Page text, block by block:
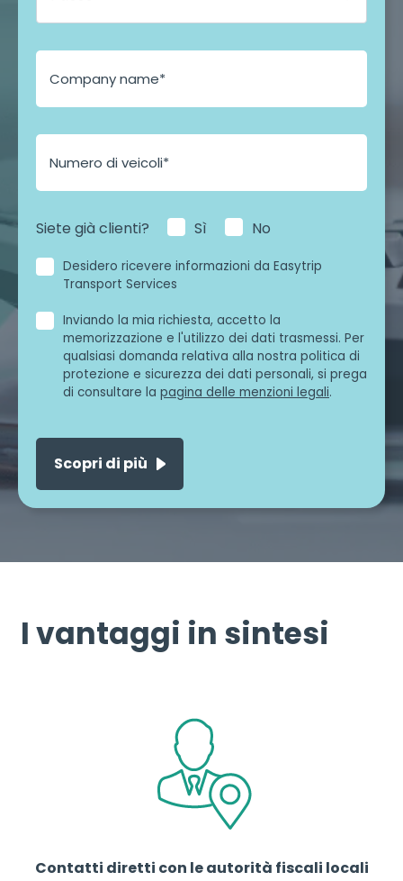
Siete già clienti? Sì No
Desidero ricevere informazioni da Easytrip
Transport Services
Inviando la mia richiesta, accetto la
memorizzazione e l'utilizzo dei dati trasmessi. Per
qualsiasi domanda relativa alla nostra politica di
protezione e sicurezza dei dati personali, si prega
di consultare la pagina delle menzioni legali.
I vantaggi in sintesi
Contatti diretti con le autorità fiscali locali